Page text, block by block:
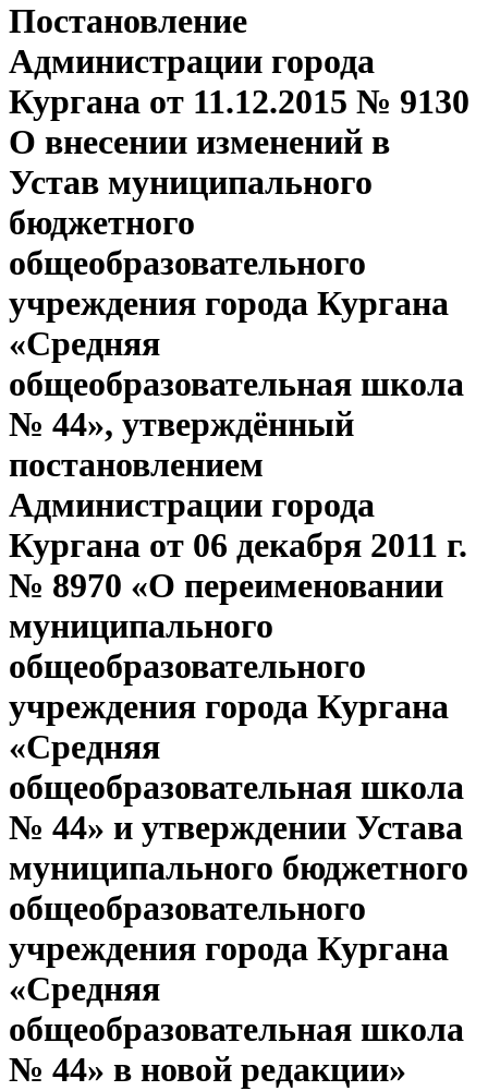
Постановление
Администрации города
Кургана от 11.12.2015 № 9130
О внесении изменений в
Устав муниципального
бюджетного
общеобразовательного
учреждения города Кургана
«Средняя
общеобразовательная школа
№ 44», утверждённый
постановлением
Администрации города
Кургана от 06 декабря 2011 г.
№ 8970 «О переименовании
муниципального
общеобразовательного
учреждения города Кургана
«Средняя
общеобразовательная школа
№ 44» и утверждении Устава
муниципального бюджетного
общеобразовательного
учреждения города Кургана
«Средняя
общеобразовательная школа
№ 44» в новой редакции»